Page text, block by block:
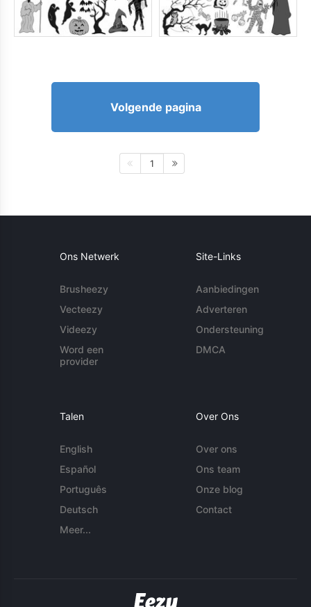
Volgende pagina
1
Ons Netwerk
Brusheezy
Vecteezy
Videezy
Word een
provider
Site-Links
Aanbiedingen
Adverteren
Ondersteuning
DMCA
Talen
English
Español
Português
Deutsch
Meer...
Over Ons
Over ons
Ons team
Onze blog
Contact